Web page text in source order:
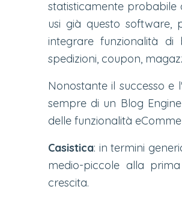
statisticamente probabile
usi già questo software,
integrare funzionalità di
spedizioni, coupon,
Nonostante il successo
sempre di un Blog
delle funzionalità
Casistica: in termini
medio-piccole alla
crescita.